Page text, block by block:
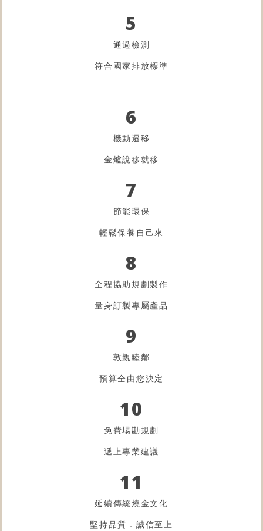
5
通過檢測
符合國家排放標準
6
機動遷移
金爐說移就移
7
節能環保
輕鬆保養自己來
8
全程協助規劃製作
量身訂製專屬產品
9
敦親睦鄰
預算全由您決定
10
免費場勘規劃
遞上專業建議
11
延續傳統燒金文化
堅持品質．誠信至上